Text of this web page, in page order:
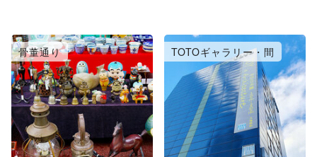
骨董通り TOTOギャラリー・間